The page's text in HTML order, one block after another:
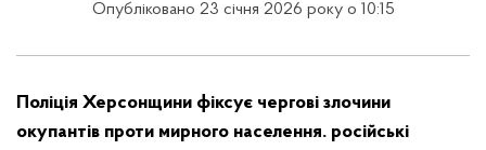
Опубліковано 23 січня 2026 року о 10:15
Поліція Херсонщини фіксує чергові злочини
окупантів проти мирного населення. російські